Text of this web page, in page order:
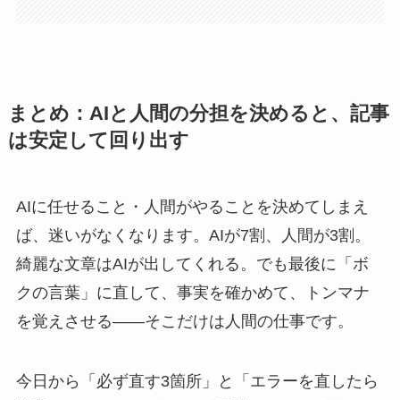
まとめ：AIと人間の分担を決めると、記事
は安定して回り出す
AIに任せること・人間がやることを決めてしまえ
ば、迷いがなくなります。AIが7割、人間が3割。
綺麗な文章はAIが出してくれる。でも最後に「ボ
クの言葉」に直して、事実を確かめて、トンマナ
を覚えさせる——そこだけは人間の仕事です。
今日から「必ず直す3箇所」と「エラーを直したら